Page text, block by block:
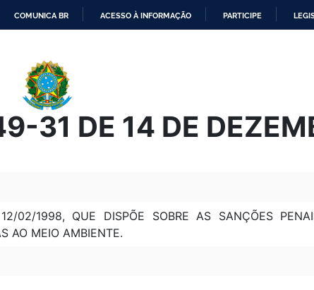
O
CONTEÚDO
COMUNICA BR ACESSO À INFORMAÇÃO PARTICIPE
31 DE 14 DE
02/1998, QUE DISPÕE SOBRE AS SANÇÕES
AO MEIO AMBIENTE.